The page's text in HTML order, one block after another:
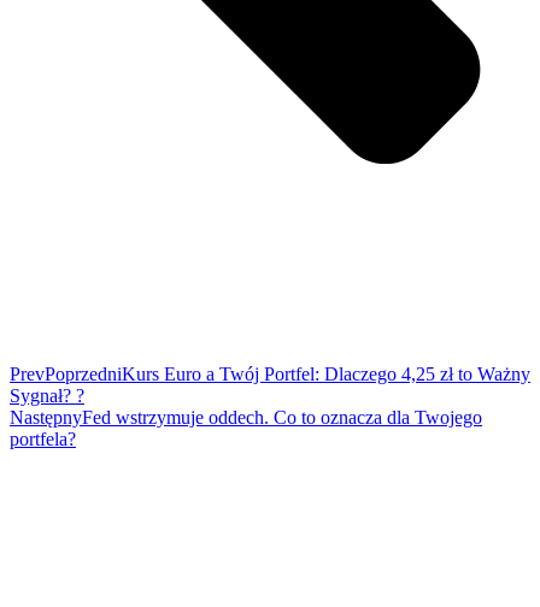
PrevPoprzedniKurs Euro a Twój Portfel: Dlaczego 4,25 zł to Ważny
Sygnał? ?
NastępnyFed wstrzymuje oddech. Co to oznacza dla Twojego
portfela?